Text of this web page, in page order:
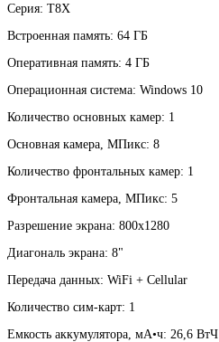
Серия: T8X
Встроенная память: 64 ГБ
Оперативная память: 4 ГБ
Операционная система: Windows 10
Количество основных камер: 1
Основная камера, МПикс: 8
Количество фронтальных камер: 1
Фронтальная камера, МПикс: 5
Разрешение экрана: 800x1280
Диагональ экрана: 8"
Передача данных: WiFi + Cellular
Количество сим-карт: 1
Емкость аккумулятора, мА•ч: 26,6 ВтЧ